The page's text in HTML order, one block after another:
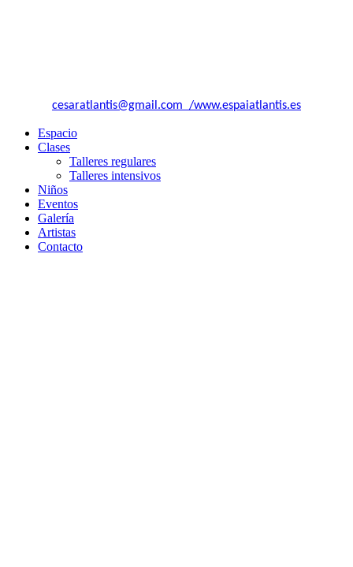
cesaratlantis@gmail.com /www.espaiatlantis.es
Espacio
Clases
Talleres regulares
Talleres intensivos
Niños
Eventos
Galería
Artistas
Contacto